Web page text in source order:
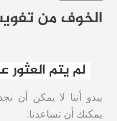
الخوف من
لم يتم
يبدو أننا لا يمكن أن
يمكنك أن تساعدنا.